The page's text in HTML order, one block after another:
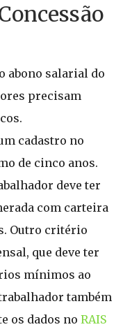
abono salarial do
precisam
cadastro no
de cinco anos.
deve ter
com carteira
Outro critério
que deve ter
mínimos ao
também
os dados no RAIS